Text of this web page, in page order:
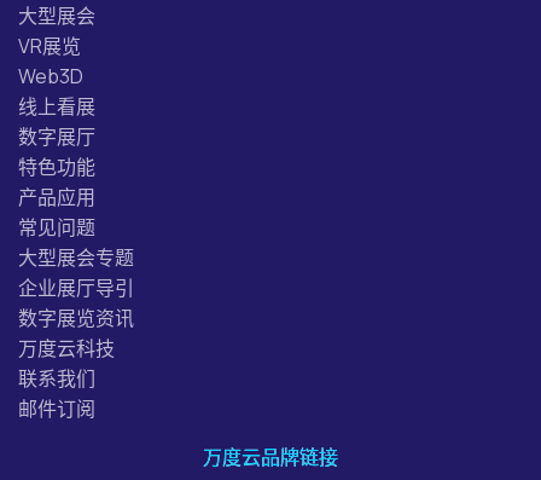
大型展会
VR展览
Web3D
线上看展
数字展厅
特色功能
产品应用
常见问题
大型展会专题
企业展厅导引
数字展览资讯
万度云科技
联系我们
邮件订阅
万度云品牌链接